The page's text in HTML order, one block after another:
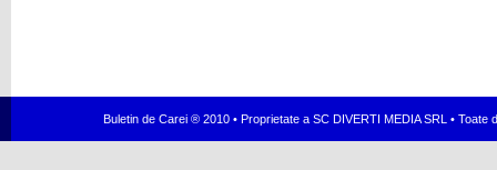
Buletin de Carei ® 2010 • Proprietate a SC DIVERTI MEDIA SRL •